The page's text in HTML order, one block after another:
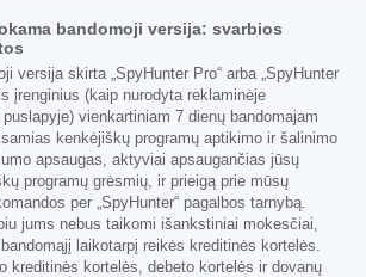
bandomoji versija: svarbios
versija skirta „SpyHunter Pro“ arba „SpyHunter
įrenginius (kaip nurodyta reklaminėje
vienkartiniam 7 dienų bandomajam
kenkėjiškų programų aptikimo ir šalinimo
apsaugas, aktyviai apsaugančias jūsų
programų grėsmių, ir prieigą prie mūsų
per „SpyHunter“ pagalbos tarnybą.
jums nebus taikomi išankstiniai mokesčiai,
laikotarpį reikės kreditinės kortelės.
kreditinės kortelės, debeto kortelės ir dovanų